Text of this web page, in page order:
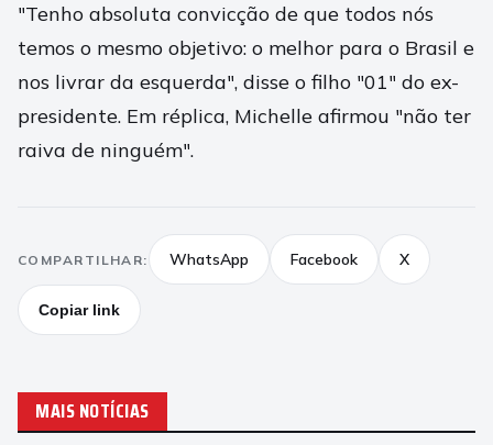
"Tenho absoluta convicção de que todos nós
temos o mesmo objetivo: o melhor para o Brasil e
nos livrar da esquerda", disse o filho "01" do ex-
presidente. Em réplica, Michelle afirmou "não ter
raiva de ninguém".
COMPARTILHAR: WhatsApp Facebook X
Copiar link
MAIS NOTÍCIAS